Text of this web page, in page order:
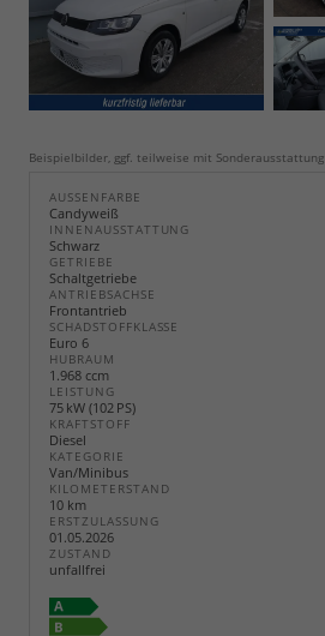
Beispielbilder, ggf. teilweise mit Sonderausstattung
AUSSENFARBE
Candyweiß
INNENAUSSTATTUNG
Schwarz
GETRIEBE
Schaltgetriebe
ANTRIEBSACHSE
Frontantrieb
SCHADSTOFFKLASSE
Euro 6
HUBRAUM
1.968 ccm
LEISTUNG
75 kW (102 PS)
KRAFTSTOFF
Diesel
KATEGORIE
Van/Minibus
KILOMETERSTAND
10 km
ERSTZULASSUNG
01.05.2026
ZUSTAND
unfallfrei